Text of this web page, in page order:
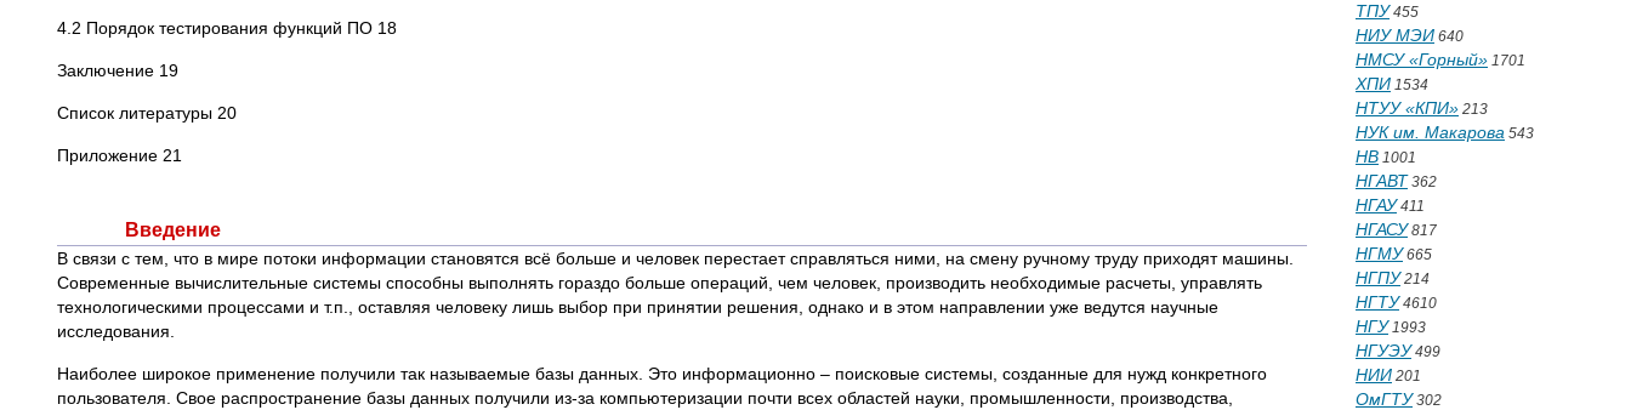
4.2 Порядок тестирования функций ПО 18
Заключение 19
Список литературы 20
Приложение 21
Введение
В связи с тем, что в мире потоки информации становятся всё больше и человек перестает справляться ними, на смену ручному труду приходят машины.
Современные вычислительные системы способны выполнять гораздо больше операций, чем человек, производить необходимые расчеты, управлять
технологическими процессами и т.п., оставляя человеку лишь выбор при принятии решения, однако и в этом направлении уже ведутся научные
исследования.
Наиболее широкое применение получили так называемые базы данных. Это информационно – поисковые системы, созданные для нужд конкретного
пользователя. Свое распространение базы данных получили из-за компьютеризации почти всех областей науки, промышленности, производства,
ТПУ455
НИУ МЭИ 640
НМСУ «Горный» 1701
ХПИ 1534
НТУУ «КПИ» 213
НУК им. Макарова 543
НВ 1001
НГАВТ 362
НГАУ411
НГАСУ817
НГМУ665
НГПУ214
НГТУ4610
НГУ1993
НГУЭУ499
НИИ 201
ОмГТУ302